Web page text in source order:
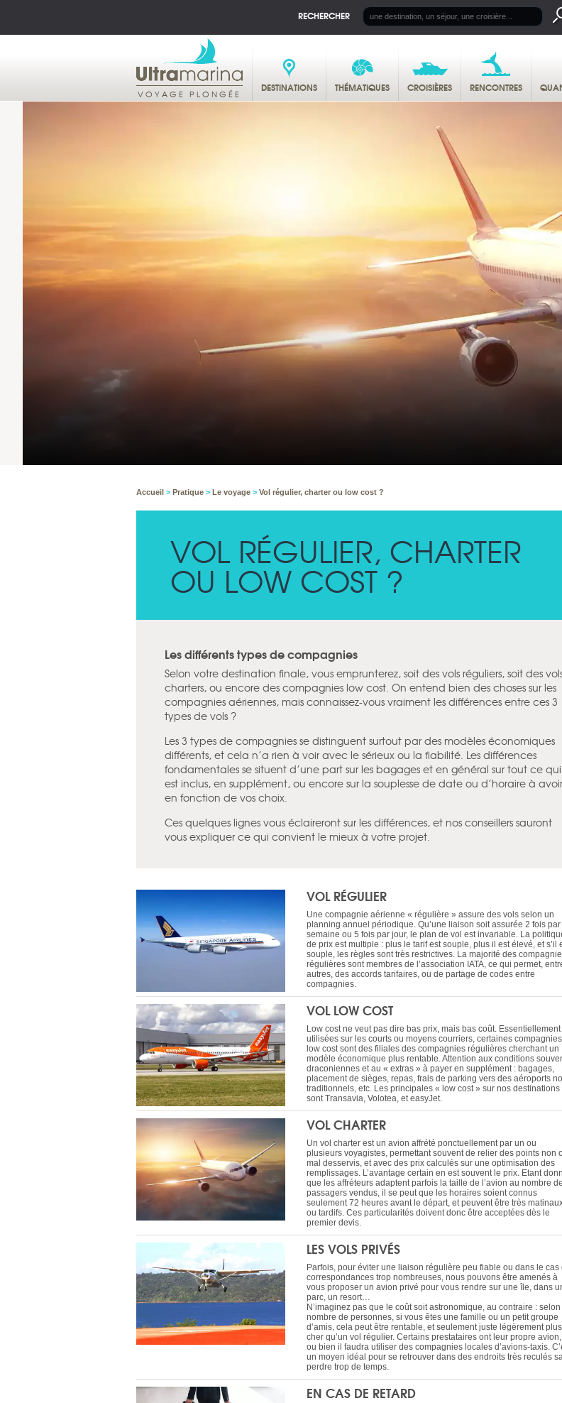
RECHERCHER
VOYAGE PLONGÉE DESTINATIONS THÉMATIQUES CROISIÈRES RENCONTRES
Accueil > Pratique > Le voyage > Vol régulier, charter ou low cost ?
VOL RÉGULIER, CHARTER
OU LOW COST ?
Les différents types de compagnies
Selon votre destination finale, vous emprunterez, soit des vols réguliers, soit des
charters, ou encore des compagnies low cost. On entend bien des choses sur les
compagnies aériennes, mais connaissez-vous vraiment les différences entre ces 3
types de vols ?
Les 3 types de compagnies se distinguent surtout par des modèles économiques
différents, et cela n’a rien à voir avec le sérieux ou la fiabilité. Les différences
fondamentales se situent d’une part sur les bagages et en général sur tout ce qui
est inclus, en supplément, ou encore sur la souplesse de date ou d’horaire à
en fonction de vos choix.
Ces quelques lignes vous éclaireront sur les différences, et nos conseillers sauront
vous expliquer ce qui convient le mieux à votre projet.
VOL RÉGULIER
Une compagnie aérienne « régulière » assure des vols selon un
planning annuel périodique. Qu’une liaison soit assurée 2 fois par
semaine ou 5 fois par jour, le plan de vol est invariable. La
de prix est multiple : plus le tarif est souple, plus il est élevé, et s’il
souple, les règles sont très restrictives. La majorité des
régulières sont membres de l’association IATA, ce qui permet,
autres, des accords tarifaires, ou de partage de codes entre
compagnies.
VOL LOW COST
Low cost ne veut pas dire bas prix, mais bas coût. Essentiellement
utilisées sur les courts ou moyens courriers, certaines compagnies
low cost sont des filiales des compagnies régulières cherchant un
modèle économique plus rentable. Attention aux conditions
draconiennes et au « extras » à payer en supplément : bagages,
placement de sièges, repas, frais de parking vers des aéroports
traditionnels, etc. Les principales « low cost » sur nos destinations
sont Transavia, Volotea, et easyJet.
VOL CHARTER
Un vol charter est un avion affrété ponctuellement par un ou
plusieurs voyagistes, permettant souvent de relier des points non
mal desservis, et avec des prix calculés sur une optimisation des
remplissages. L’avantage certain en est souvent le prix. Etant
que les affréteurs adaptent parfois la taille de l’avion au nombre de
passagers vendus, il se peut que les horaires soient connus
seulement 72 heures avant le départ, et peuvent être très
ou tardifs. Ces particularités doivent donc être acceptées dès le
premier devis.
LES VOLS PRIVÉS
Parfois, pour éviter une liaison régulière peu fiable ou dans le cas
correspondances trop nombreuses, nous pouvons être amenés à
vous proposer un avion privé pour vous rendre sur une île, dans
parc, un resort…
N’imaginez pas que le coût soit astronomique, au contraire : selon
nombre de personnes, si vous êtes une famille ou un petit groupe
d’amis, cela peut être rentable, et seulement juste légèrement plus
cher qu’un vol régulier. Certains prestataires ont leur propre avion,
ou bien il faudra utiliser des compagnies locales d’avions-taxis.
un moyen idéal pour se retrouver dans des endroits très reculés
perdre trop de temps.
EN CAS DE RETARD